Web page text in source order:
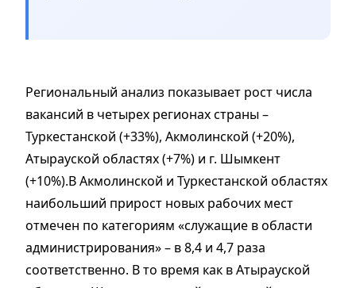
Региональный анализ показывает рост числа
вакансий в четырех регионах страны –
Туркестанской (+33%), Акмолинской (+20%),
Атырауской областях (+7%) и г. Шымкент
(+10%).В Акмолинской и Туркестанской областях
наибольший прирост новых рабочих мест
отмечен по категориям «служащие в области
администрирования» – в 8,4 и 4,7 раза
соответственно. В то время как в Атырауской